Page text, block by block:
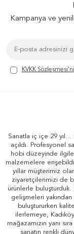
Kampanya ve
KVKK Sözleşmesi'ni
Sanatla iç içe 29 yıl...
açıldı. Profesyonel
hobi düzeyinde
malzemelere
yıllar müşterimiz
ziyaretçilerimizi de
ürünlerle
gelişmeleri
buluştururken
ilerlemeye,
mağazamızın yanı
sanatın renkli